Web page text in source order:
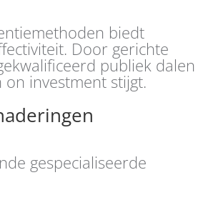
biedt
Door gerichte
publiek dalen
investment stijgt.
gespecialiseerde